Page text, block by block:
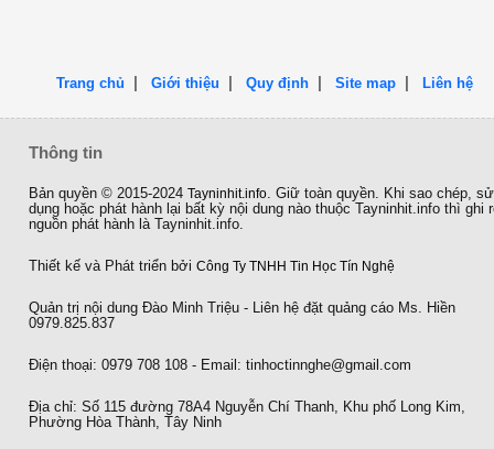
Trang chủ Giới thiệu Quy định Site map Liên hệ
Thông tin
Bản quyền © 2015-2024Tayninhit.info. Giữ toàn quyền. Khi sao chép, sử
dụng hoặc phát hành lại bất kỳ nội dung nào thuộc Tayninhit.info thì ghi
nguồn phát hành là Tayninhit.info.
Thiết kế và Phát triển bởiCông Ty TNHH Tin Học Tín Nghệ
Quản trị nội dung Đào Minh Triệu - Liên hệ đặt quảng cáo Ms. Hiền
0979.825.837
Điện thoại: 0979 708 108 - Email: tinhoctinnghe@gmail.com
Địa chỉ: Số 115 đường 78A4 Nguyễn Chí Thanh, Khu phố Long Kim,
Phường Hòa Thành, Tây Ninh